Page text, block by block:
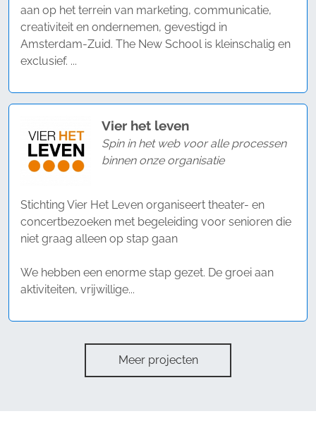
aan op het terrein van marketing, communicatie,
creativiteit en ondernemen, gevestigd in
Amsterdam-Zuid. The New School is kleinschalig en
exclusief. ...
Vier het leven
Spin in het web voor alle processen
binnen onze organisatie
Stichting Vier Het Leven organiseert theater- en
concertbezoeken met begeleiding voor senioren die
niet graag alleen op stap gaan
We hebben een enorme stap gezet. De groei aan
aktiviteiten, vrijwillige...
Meer projecten